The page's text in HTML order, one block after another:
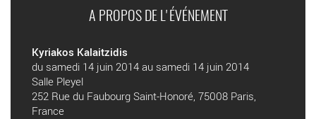
A PROPOS DE L'ÉVÉNEMENT
Kyriakos Kalaitzidis
du samedi 14 juin 2014 au samedi 14 juin 2014
Salle Pleyel
252 Rue du Faubourg Saint-Honoré, 75008 Paris,
France